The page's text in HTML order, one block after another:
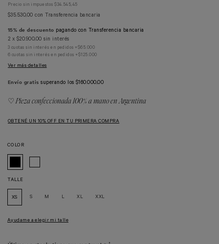
Precio sin impuestos$34.545,45
$35.530,00con Transferencia bancaria
15% de descuento pagando con Transferencia bancaria
2 x $20.900,00 sin interés
3 cuotas sin interés en pedidos +$65.000
6 cuotas sin interés en pedidos +$125.000
Ver más detalles
Envío gratis superando los $160.000,00
♡ Pieza confeccionada 100% a mano en Argentina
OBTENÉ UN 10% OFF EN TU PRIMERA COMPRA
COLOR
TALLE
XS S M L XL XXL
Ayudame a elegir mi talle